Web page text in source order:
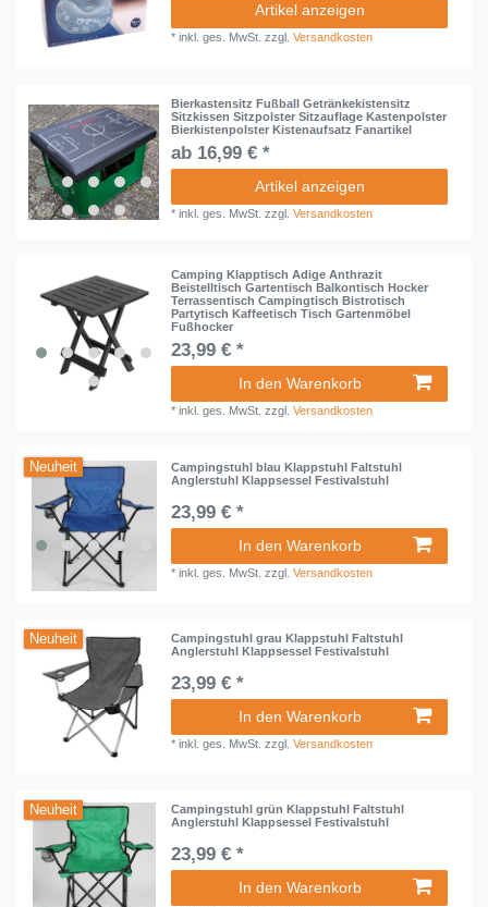
Artikel anzeigen
*inkl. ges. MwSt. zzgl.Versandkosten
Bierkastensitz Fußball Getränkekistensitz
Sitzkissen Sitzpolster Sitzauflage Kastenpolster
Bierkistenpolster Kistenaufsatz Fanartikel
ab 16,99 € *
Artikel anzeigen
*inkl. ges. MwSt. zzgl.Versandkosten
Camping Klapptisch Adige Anthrazit
Beistelltisch Gartentisch Balkontisch Hocker
Terrassentisch Campingtisch Bistrotisch
Partytisch Kaffeetisch Tisch Gartenmöbel
Fußhocker
23,99 € *
In den Warenkorb
*inkl. ges. MwSt. zzgl.Versandkosten
Neuheit
Campingstuhl blau Klappstuhl Faltstuhl
Anglerstuhl Klappsessel Festivalstuhl
23,99 € *
In den Warenkorb
*inkl. ges. MwSt. zzgl.Versandkosten
Neuheit
Campingstuhl grau Klappstuhl Faltstuhl
Anglerstuhl Klappsessel Festivalstuhl
23,99 € *
In den Warenkorb
*inkl. ges. MwSt. zzgl.Versandkosten
Neuheit
Campingstuhl grün Klappstuhl Faltstuhl
Anglerstuhl Klappsessel Festivalstuhl
23,99 € *
In den Warenkorb